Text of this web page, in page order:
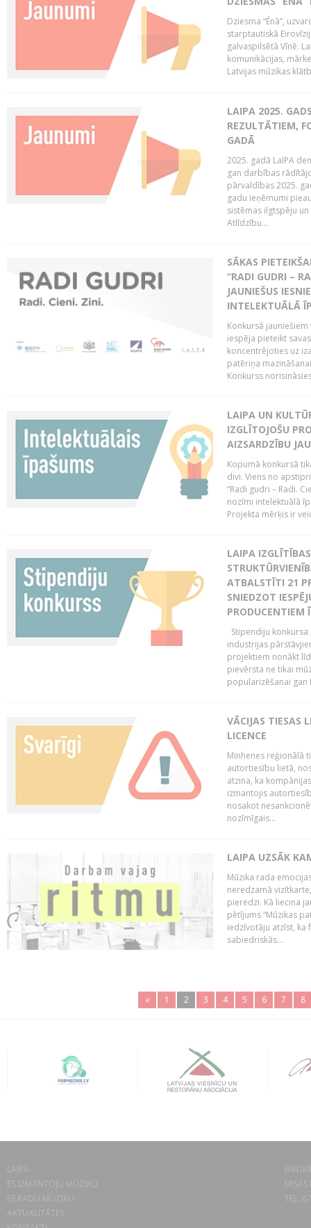
Dziesma “Ēnā”,
starptautiskā
galvaspilsētā Vīnē.
komunikācijas,
Latvijas mūzikas
LAIPA 2025.
REZULTĀTIEM,
GADĀ
2025. gadā LaIPA
gan darbības
pārvaldības 2025.
gadu ieņēmumi
sistēmas ilgtspēju
Atlīdzību...
SĀKAS
“RADI GUDRI –
JAUNIEŠUS
INTELEKTUĀLĀ
Konkursā
iespēja pieteikt
koncentrējoties uz
patēriņa
Konkurss
LAIPA UN
IZGLĪTOJOŠU
AIZSARDZĪBU
Kopumā konkursā
divi. Viens no
“Radi gudri – Radi.
nozīmi intelektuālā
Projekta mērķis ir
LAIPA
ATBALSTĪTI 21
SNIEDZOT
PRODUCENTIEM
Stipendiju
industrijas
projektiem nonākt
pievērsta ne tikai
popularizēšanai gan
VĀCIJAS TIESAS
LICENCE
Minhenes reģionālā
autortiesību lietā,
atzina, ka
izmantojis
nosakot
nozīmīgais...
LAIPA UZSĀK
Mūzika rada
neredzamā
pieredzi. Kā liecina
pētījums “Mūzikas
iedzīvotāju atzīst, ka
sabiedriskās...
« 1 2 3 4 5 6 7 8
LAIPA
ES IZMANTOJU MŪZIKU
ES RADU MŪZIKU
AKTUALITĀTES
TEL.